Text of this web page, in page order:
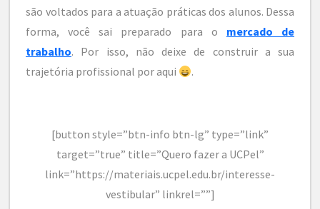
são voltados para a atuação práticas dos alunos. Dessa
forma, você sai preparado para o mercado de
trabalho. Por isso, não deixe de construir a sua
trajetória profissional por aqui
.
[button style=”btn-info btn-lg” type=”link”
target=”true” title=”Quero fazer a UCPel”
link=”https://materiais.ucpel.edu.br/interesse-
vestibular” linkrel=””]